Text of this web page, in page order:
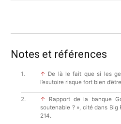
Notes et références
↑ De là le fait que si les
l’exutoire risque fort bien
↑
Rapport de la banque
soutenable ? », cité dans Big
214.